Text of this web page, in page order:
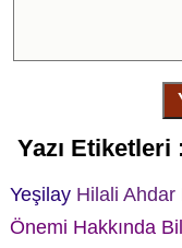
Yazı Etiketleri
Yeşilay Hilali Ahdar
Önemi Hakkında